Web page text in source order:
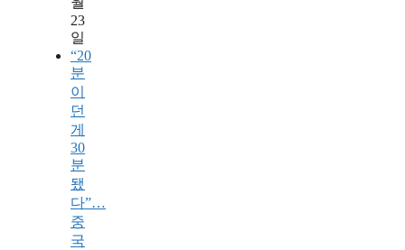
23
일
“20
분
이
던
게
30
분
됐
다”…
중
국